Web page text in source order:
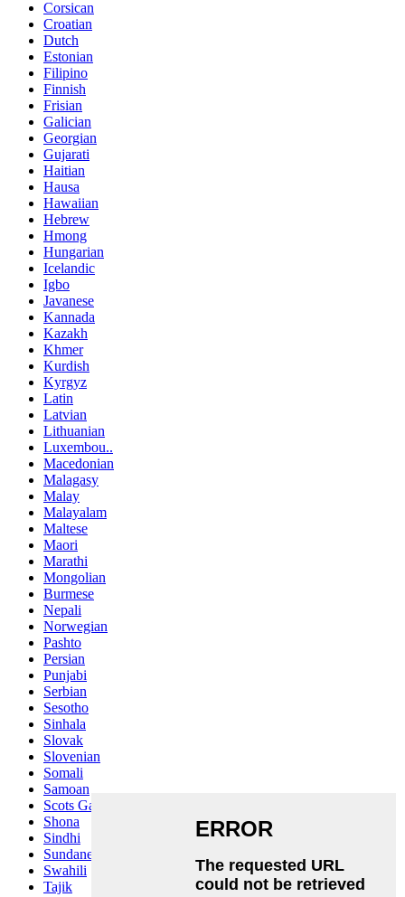
Corsican
Croatian
Dutch
Estonian
Filipino
Finnish
Frisian
Galician
Georgian
Gujarati
Haitian
Hausa
Hawaiian
Hebrew
Hmong
Hungarian
Icelandic
Igbo
Javanese
Kannada
Kazakh
Khmer
Kurdish
Kyrgyz
Latin
Latvian
Lithuanian
Luxembou..
Macedonian
Malagasy
Malay
Malayalam
Maltese
Maori
Marathi
Mongolian
Burmese
Nepali
Norwegian
Pashto
Persian
Punjabi
Serbian
Sesotho
Sinhala
Slovak
Slovenian
Somali
Samoan
Scots Gaelic
Shona
Sindhi
Sundanese
Swahili
Tajik